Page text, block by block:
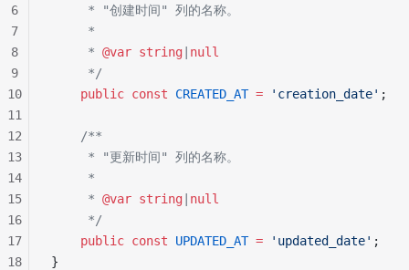
     * "创建时间" 列的名称。
     *
     *
@var string null
     */
    public
const CREATED_AT = 'creation_date' ;
    /**
     * "更新时间" 列的名称。
     *
     *
@var string null
     */
    public
const UPDATED_AT = 'updated_date' ;
}
6
7
8
9
10
11
12
13
14
15
16
17
18